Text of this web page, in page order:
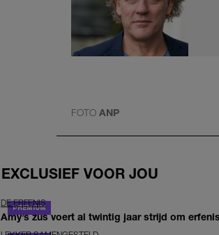
FOTO ANP
EXCLUSIEF VOOR JOU
DE ERFENIS
Amy’s zus voert al twintig jaar strijd om